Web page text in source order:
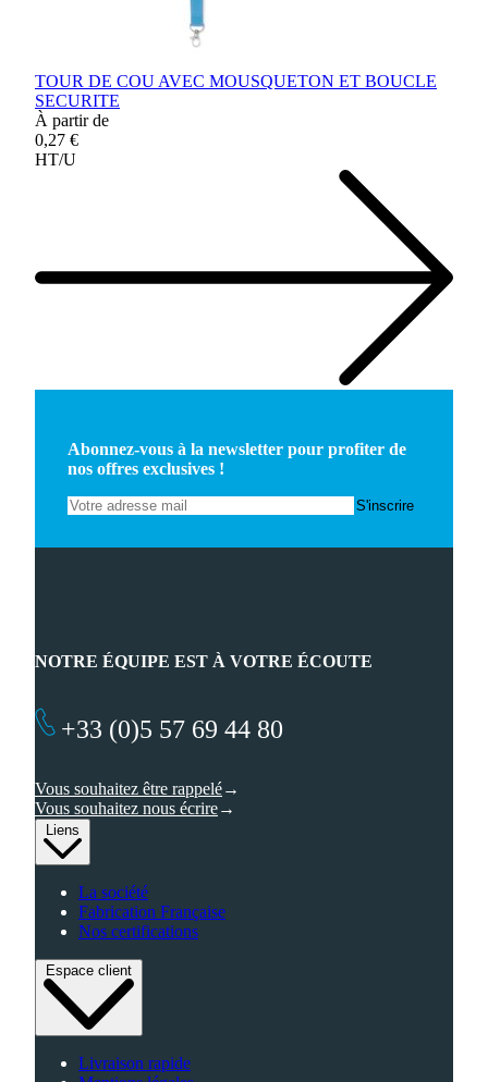
TOUR DE COU AVEC MOUSQUETON ET BOUCLE
SECURITE
À partir de
0,27 €
HT/U
Abonnez-vous à la newsletter pour profiter de
nos offres exclusives !
Liens
La société
Fabrication Française
Nos certifications
Espace client
Livraison rapide
NOTRE ÉQUIPE EST À VOTRE ÉCOUTE
+33 (0)5 57 69 44 80
Vous souhaitez être rappelé
Vous souhaitez nous écrire